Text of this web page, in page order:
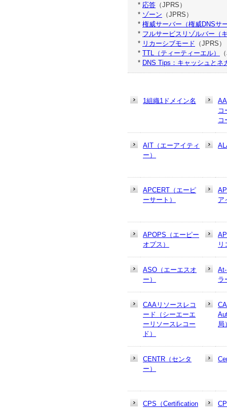
* 応答 （JPRS）
* ゾーン （JPRS）
* 権威サーバー（権威DNSサ
* フルサービスリゾルバー（
* リカーシブモード （JPRS）
* TTL（ティーティーエル）
* DNS Tips：キャッシュとネ
1組織1ドメイン名
コ
コ
AIT（エーアイティ
ー）
APCERT（エーピ
ーサート）
ア
APOPS（エーピー
オプス）
リ
ASO（エーエスオ
ー）
ラ
CAAリソースレコ
ード（シーエーエ
ーリソースレコー
ド）
局
CENTR（センタ
ー）
CPS（Certification